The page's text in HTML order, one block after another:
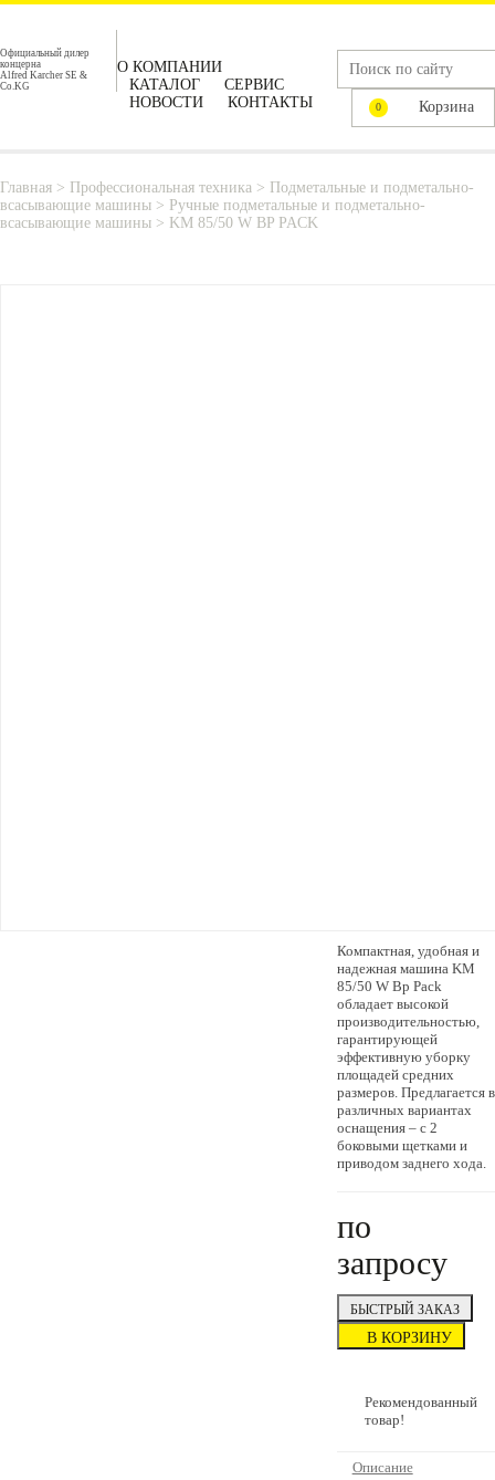
Официальный дилер
концерна
Alfred Karcher SE &
Co.KG
О КОМПАНИИ
КАТАЛОГ
СЕРВИС
НОВОСТИ
КОНТАКТЫ 0 Корзина
Главная > Профессиональная техника > Подметальные и подметально-
всасывающие машины > Ручные подметальные и подметально-
всасывающие машины > KM 85/50 W BP PACK
Компактная, удобная и
надежная машина KM
85/50 W Bp Pack
обладает высокой
производительностью,
гарантирующей
эффективную уборку
площадей средних
размеров. Предлагается в
различных вариантах
оснащения – с 2
боковыми щетками и
приводом заднего хода.
по
запросу
БЫСТРЫЙ ЗАКАЗ
В КОРЗИНУ
Рекомендованный
товар!
Описание